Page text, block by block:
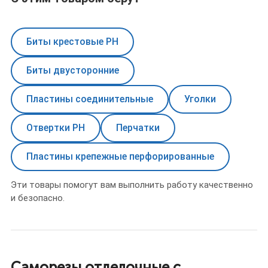
Биты крестовые PH
Биты двусторонние
Пластины соединительные Уголки
Отвертки PH Перчатки
Пластины крепежные перфорированные
Эти товары помогут вам выполнить работу качественно
и безопасно.